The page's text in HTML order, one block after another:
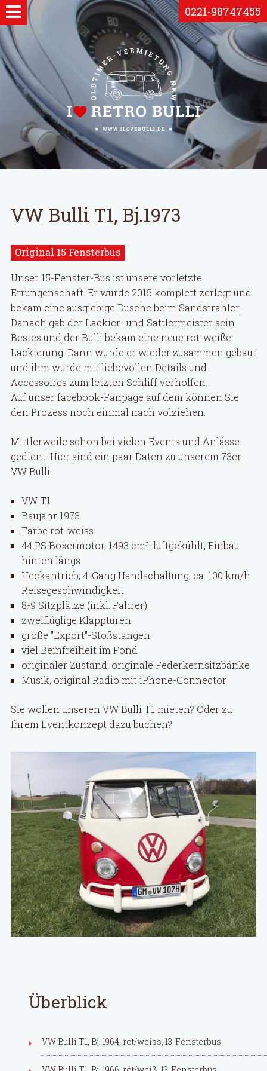
0221-98747455
VW Bulli T1, Bj.1973
Original 15 Fensterbus
Unser 15-Fenster-Bus ist unsere vorletzte
Errungenschaft. Er wurde 2015 komplett zerlegt und
bekam eine ausgiebige Dusche beim Sandstrahler.
Danach gab der Lackier- und Sattlermeister sein
Bestes und der Bulli bekam eine neue rot-weiße
Lackierung. Dann wurde er wieder zusammen gebaut
und ihm wurde mit liebevollen Details und
Accessoires zum letzten Schliff verholfen.
Auf unserfacebook-Fanpage auf dem können Sie
den Prozess noch einmal nach volziehen.
Mittlerweile schon bei vielen Events und Anlässe
gedient. Hier sind ein paar Daten zu unserem 73er
VW Bulli:
VW T1
Baujahr 1973
Farbe rot-weiss
44 PS Boxermotor, 1493 cm³, luftgekühlt, Einbau
hinten längs
Heckantrieb, 4-Gang Handschaltung, ca. 100 km/h
Reisegeschwindigkeit
8-9 Sitzplätze (inkl. Fahrer)
zweiflüglige Klapptüren
große "Export"-Stoßstangen
viel Beinfreiheit im Fond
originaler Zustand, originale Federkernsitzbänke
Musik, original Radio mit iPhone-Connector
Sie wollen unseren VW Bulli T1 mieten? Oder zu
Ihrem Eventkonzept dazu buchen?
Überblick
VW Bulli T1, Bj. 1964, rot/weiss, 13-Fensterbus